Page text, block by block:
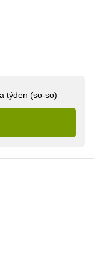
týden (so-so)